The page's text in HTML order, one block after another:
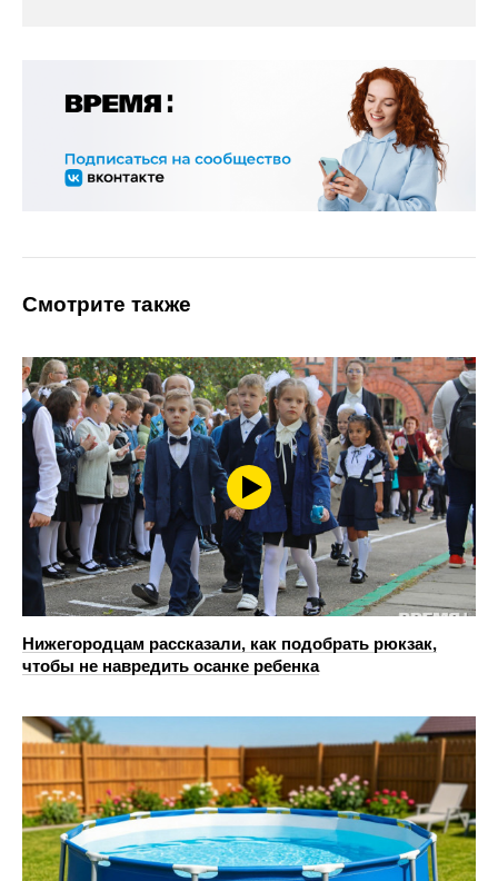
Смотрите также
Нижегородцам рассказали, как подобрать рюкзак,
чтобы не навредить осанке ребенка